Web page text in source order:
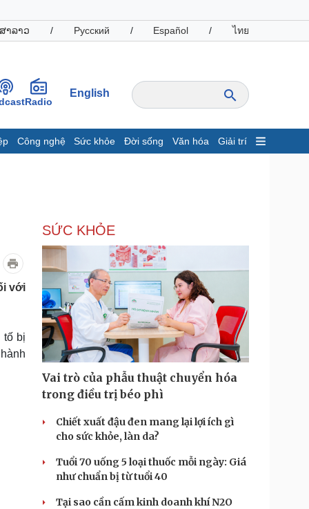
າລາວ / Русский / Español / ไทย
Radio
English
Công nghệ Sức khỏe Đời sống Văn hóa Giải trí
Giá cà phê
nghiệp
tin doanh nghiệp
nghiệp 24h
nhân
cộng đồng
Công nghệ
Sành điệu
Tin Công nghệ
Trải nghiệm
Chuyển đổi số
Podcast
Câu chuyện thời sự
Đọc truyện đêm khuya
Cửa sổ tình yêu
Hạt giống tâm hồn
với
tố bị
SỨC KHỎE
Vai trò của phẫu thuật chuyển hóa
trong điều trị béo phì
Chiết xuất đậu đen mang lại lợi ích gì
cho sức khỏe, làn da?
Tuổi 70 uống 5 loại thuốc mỗi ngày: Giá
như chuẩn bị từ tuổi 40
Tại sao cần cấm kinh doanh khí N2O